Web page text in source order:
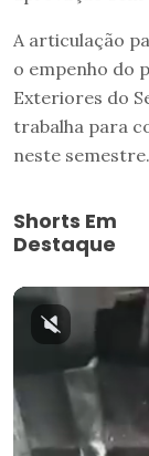
A articulação
o empenho do
Exteriores do
trabalha para
neste semestre.
Shorts Em
Destaque